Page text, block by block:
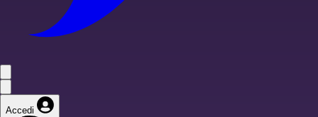
Accedi